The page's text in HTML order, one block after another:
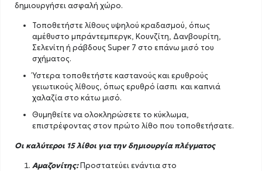
δημιουργήσει ασφαλή χώρο.
Τοποθετήστε λίθους υψηλού κραδασμού, όπως
αμέθυστο μπράντεμπεργκ, Κουνζίτη, Δανβουρίτη,
Σελενίτη ή ράβδους Super 7 στο επάνω μισό του
σχήματος.
Ύστερα τοποθετήστε καστανούς και ερυθρούς
γειωτικούς λίθους, όπως ερυθρό ίασπι και καπνιά
χαλαζία στο κάτω μισό.
Θυμηθείτε να ολοκληρώσετε το κύκλωμα,
επιστρέφοντας στον πρώτο λίθο που τοποθετήσατε.
Οι καλύτεροι 15 λίθοι για την δημιουργία πλέγματος
Αμαζονίτης:Προστατεύει ενάντια στο